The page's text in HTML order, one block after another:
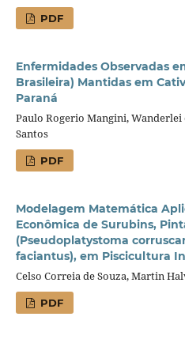
PDF
Enfermidades Observadas
Brasileira) Mantidas em
Paraná
Paulo Rogerio Mangini,
Santos
PDF
Modelagem Matemática
Econômica de Surubins,
(Pseudoplatystoma
faciantus), em Piscicultura
Celso Correia de Souza, Martin
PDF